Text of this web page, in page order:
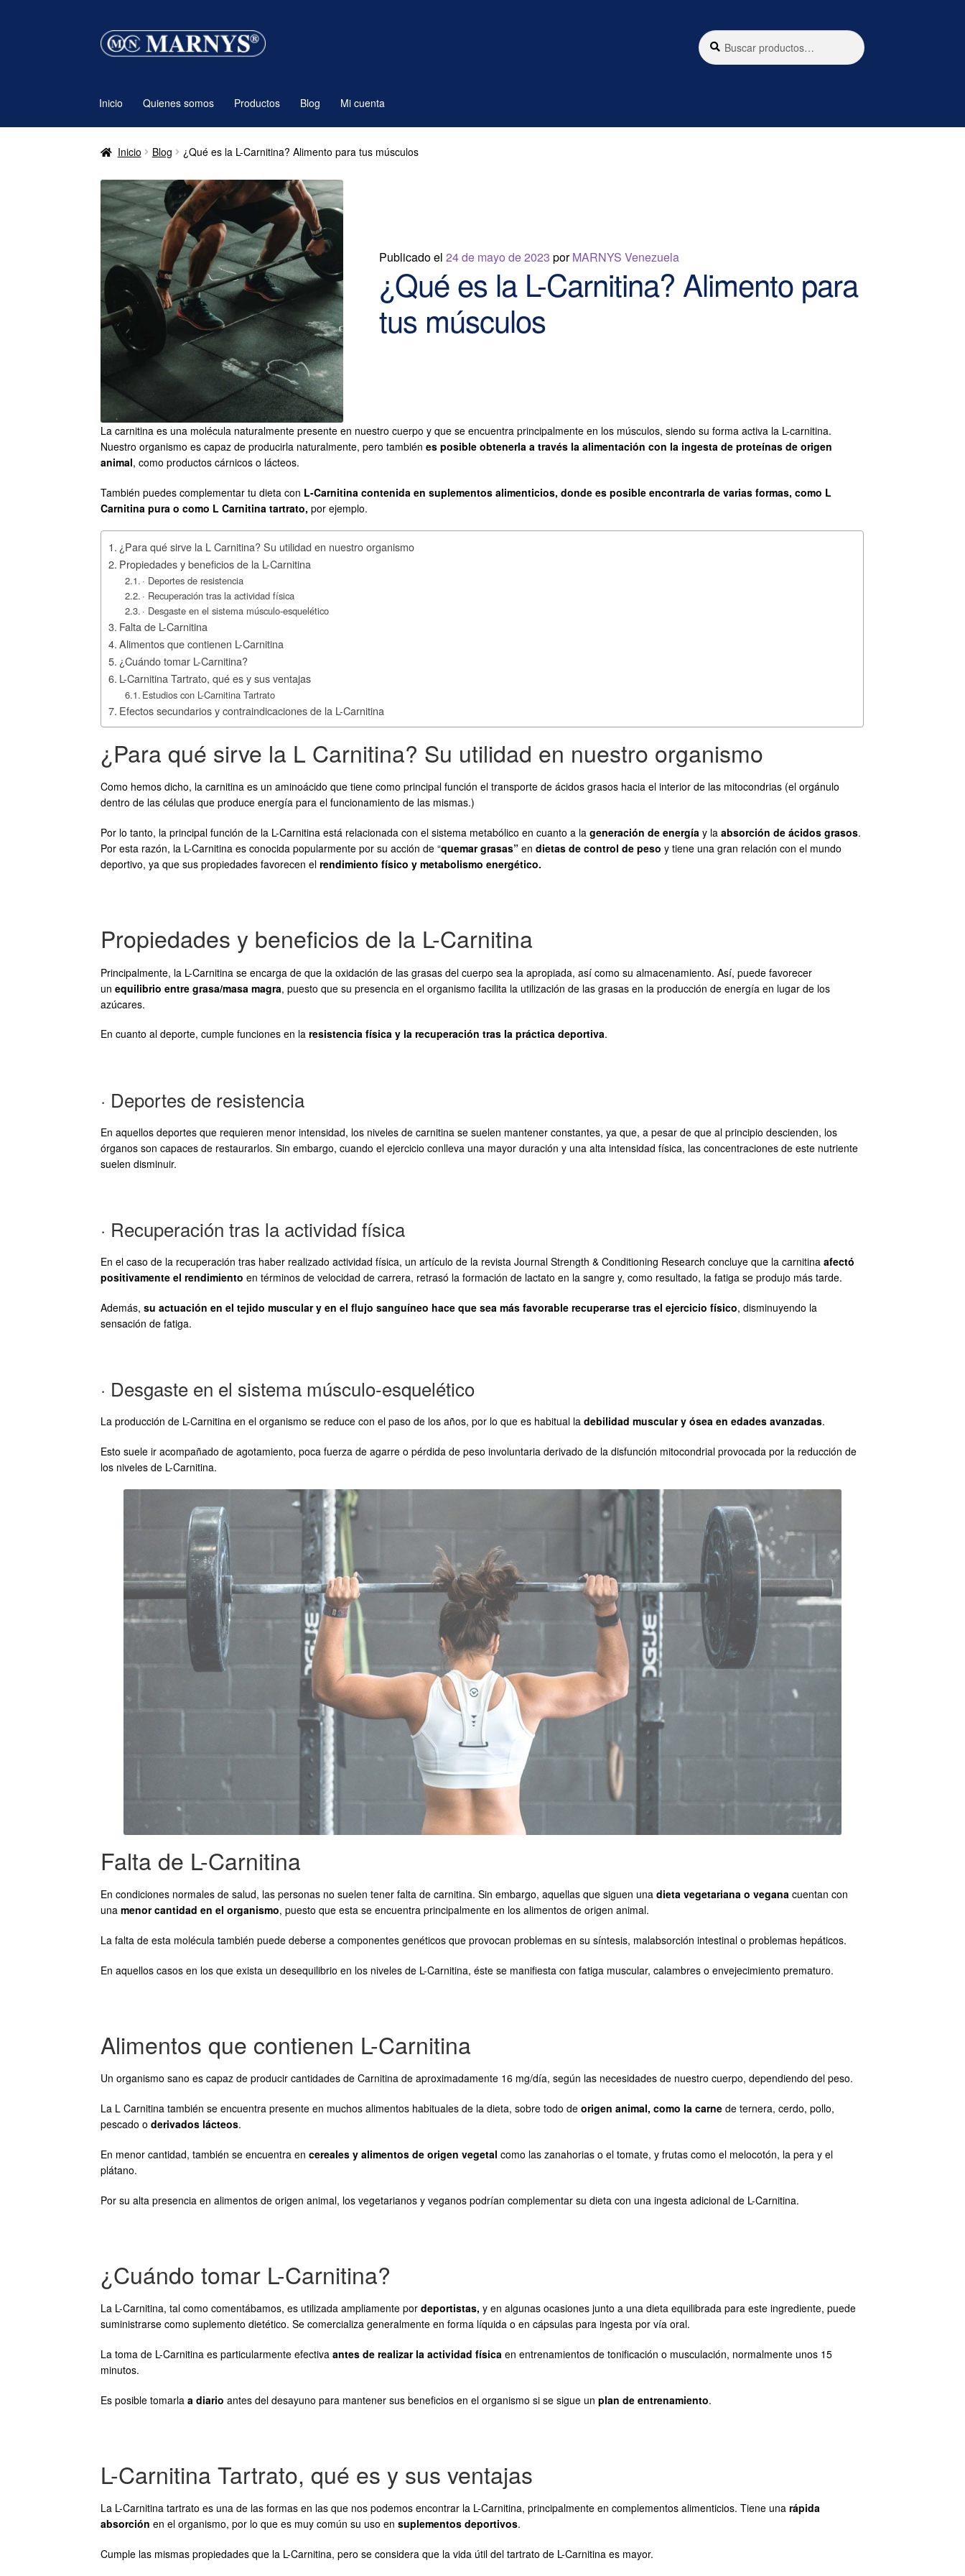
Ir
a
Ir
al
Buscar
por:
Buscar
Inicio Quienes somos Productos Blog Mi cuenta
Inicio Blog ¿Qué es la L-Carnitina? Alimento para tus músculos
Publicado el 24 de mayo de 2023 porMARNYS Venezuela
¿Qué es la L-Carnitina? Alimento para
tus músculos
La carnitina es una molécula naturalmente presente en nuestro cuerpo y que se encuentra principalmente en los músculos, siendo su forma activa la L-carnitina.
Nuestro organismo es capaz de producirla naturalmente, pero tambiénes posible obtenerla a través la alimentación con la ingesta de proteínas de origen
animal, como productos cárnicos o lácteos.
También puedes complementar tu dieta con L-Carnitina contenida en suplementos alimenticios, donde es posible encontrarla de varias formas, como L
Carnitina pura o como L Carnitina tartrato,por ejemplo.
¿Para qué sirve la L Carnitina? Su utilidad en nuestro organismo
Propiedades y beneficios de la L-Carnitina
· Deportes de resistencia
· Recuperación tras la actividad física
· Desgaste en el sistema músculo-esquelético
Falta de L-Carnitina
Alimentos que contienen L-Carnitina
¿Cuándo tomar L-Carnitina?
L-Carnitina Tartrato, qué es y sus ventajas
Estudios con L-Carnitina Tartrato
Efectos secundarios y contraindicaciones de la L-Carnitina
¿Para qué sirve la L Carnitina? Su utilidad en nuestro organismo
Como hemos dicho, la carnitina es un aminoácido que tiene como principal función el transporte de ácidos grasos hacia el interior de las mitocondrias (el orgánulo
dentro de las células que produce energía para el funcionamiento de las mismas.)
Por lo tanto, la principal función de la L-Carnitina está relacionada con el sistema metabólico en cuanto a lageneración de energía y la absorción de ácidos grasos.
Por esta razón, la L-Carnitina es conocida popularmente por su acción de “quemar grasas” endietas de control de peso y tiene una gran relación con el mundo
deportivo, ya que sus propiedades favorecen elrendimiento físico y metabolismo energético.
Propiedades y beneficios de la L-Carnitina
Principalmente, la L-Carnitina se encarga de que la oxidación de las grasas del cuerpo sea la apropiada, así como su almacenamiento. Así, puede favorecer
unequilibrio entre grasa/masa magra, puesto que su presencia en el organismo facilita la utilización de las grasas en la producción de energía en lugar de los
azúcares.
En cuanto al deporte, cumple funciones en laresistencia física y la recuperación tras la práctica deportiva.
· Deportes de resistencia
En aquellos deportes que requieren menor intensidad, los niveles de carnitina se suelen mantener constantes, ya que, a pesar de que al principio descienden, los
órganos son capaces de restaurarlos. Sin embargo, cuando el ejercicio conlleva una mayor duración y una alta intensidad física, las concentraciones de este nutriente
suelen disminuir.
· Recuperación tras la actividad física
En el caso de la recuperación tras haber realizado actividad física, un artículo de la revista Journal Strength & Conditioning Research concluye que la carnitinaafectó
positivamente el rendimiento en términos de velocidad de carrera, retrasó la formación de lactato en la sangre y, como resultado, la fatiga se produjo más tarde.
Además,su actuación en el tejido muscular y en el flujo sanguíneo hace que sea más favorable recuperarse tras el ejercicio físico, disminuyendo la
sensación de fatiga.
· Desgaste en el sistema músculo-esquelético
La producción de L-Carnitina en el organismo se reduce con el paso de los años, por lo que es habitual ladebilidad muscular y ósea en edades avanzadas.
Esto suele ir acompañado de agotamiento, poca fuerza de agarre o pérdida de peso involuntaria derivado de la disfunción mitocondrial provocada por la reducción de
los niveles de L-Carnitina.
Falta de L-Carnitina
En condiciones normales de salud, las personas no suelen tener falta de carnitina. Sin embargo, aquellas que siguen unadieta vegetariana o veganacuentan con
unamenor cantidad en el organismo, puesto que esta se encuentra principalmente en los alimentos de origen animal.
La falta de esta molécula también puede deberse a componentes genéticos que provocan problemas en su síntesis, malabsorción intestinal o problemas hepáticos.
En aquellos casos en los que exista un desequilibrio en los niveles de L-Carnitina, éste se manifiesta con fatiga muscular, calambres o envejecimiento prematuro.
Alimentos que contienen L-Carnitina
Un organismo sano es capaz de producir cantidades de Carnitina de aproximadamente 16 mg/día, según las necesidades de nuestro cuerpo, dependiendo del peso.
La L Carnitina también se encuentra presente en muchos alimentos habituales de la dieta, sobre todo de origen animal, como la carnede ternera, cerdo, pollo,
pescado o derivados lácteos.
En menor cantidad, también se encuentra encereales y alimentos de origen vegetalcomo las zanahorias o el tomate, y frutas como el melocotón, la pera y el
plátano.
Por su alta presencia en alimentos de origen animal, los vegetarianos y veganos podrían complementar su dieta con una ingesta adicional de L-Carnitina.
¿Cuándo tomar L-Carnitina?
La L-Carnitina, tal como comentábamos, es utilizada ampliamente pordeportistas, y en algunas ocasiones junto a una dieta equilibrada para este ingrediente, puede
suministrarse como suplemento dietético. Se comercializa generalmente en forma líquida o en cápsulas para ingesta por vía oral.
La toma de L-Carnitina es particularmente efectivaantes de realizar la actividad física en entrenamientos de tonificación o musculación, normalmente unos 15
minutos.
Es posible tomarlaa diario antes del desayuno para mantener sus beneficios en el organismo si se sigue unplan de entrenamiento.
L-Carnitina Tartrato, qué es y sus ventajas
La L-Carnitina tartrato es una de las formas en las que nos podemos encontrar la L-Carnitina, principalmente en complementos alimenticios. Tiene unarápida
absorciónen el organismo, por lo que es muy común su uso ensuplementos deportivos.
Cumple las mismas propiedades que la L-Carnitina, pero se considera que la vida útil del tartrato de L-Carnitina es mayor.